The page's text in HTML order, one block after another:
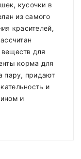
кусочки в
из самого
красителей,
для
корма для
пару, придают
и
и